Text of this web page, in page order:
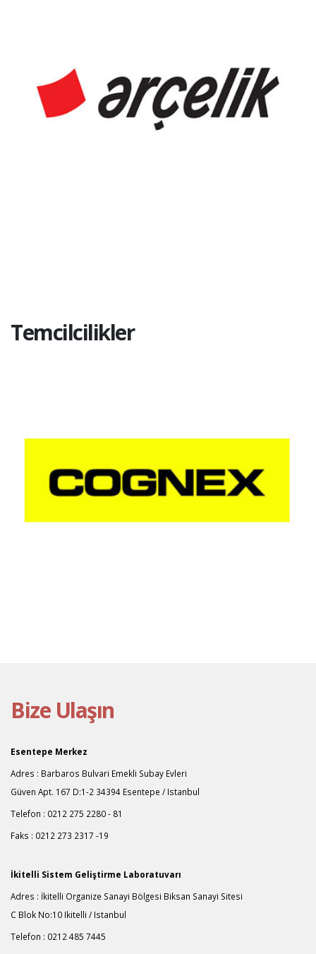
Temcilcilikler
Bize Ulaşın
Esentepe Merkez
Adres : Barbaros Bulvari Emekli Subay Evleri
Güven Apt. 167 D:1-2 34394 Esentepe / Istanbul
Telefon : 0212 275 2280 - 81
Faks : 0212 273 2317 -19
İkitelli Sistem Geliştirme Laboratuvarı
Adres : İkitelli Organize Sanayi Bölgesi Biksan Sanayi Sitesi
C Blok No:10 Ikitelli / Istanbul
Telefon : 0212 485 7445